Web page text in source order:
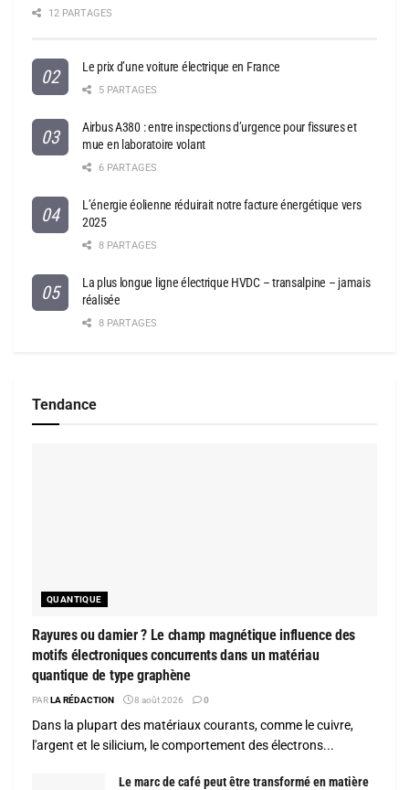
12 PARTAGES
Le prix d’une voiture électrique en France
5 PARTAGES
Airbus A380 : entre inspections d’urgence pour fissures et
mue en laboratoire volant
6 PARTAGES
L’énergie éolienne réduirait notre facture énergétique vers
2025
8 PARTAGES
La plus longue ligne électrique HVDC – transalpine – jamais
réalisée
8 PARTAGES
Tendance
QUANTIQUE
Rayures ou damier ? Le champ magnétique influence des
motifs électroniques concurrents dans un matériau
quantique de type graphène
PARLA RÉDACTION 8 août 2026 0
Dans la plupart des matériaux courants, comme le cuivre,
l'argent et le silicium, le comportement des électrons...
Le marc de café peut être transformé en matière